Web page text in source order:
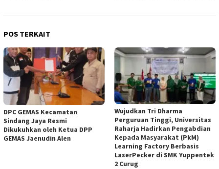
POS TERKAIT
DPC GEMAS Kecamatan
Sindang Jaya Resmi
Dikukuhkan oleh Ketua DPP
GEMAS Jaenudin Alen
Wujudkan Tri Dharma
Perguruan Tinggi, Universitas
Raharja Hadirkan Pengabdian
Kepada Masyarakat (PkM)
Learning Factory Berbasis
LaserPecker di SMK Yuppentek
2 Curug